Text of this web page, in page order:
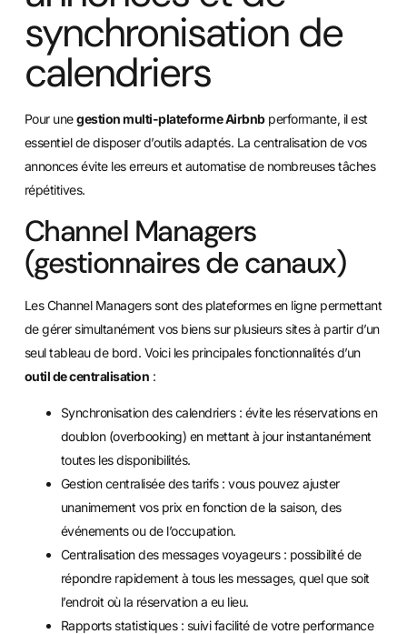
synchronisation de
calendriers
Pour unegestion multi-plateforme Airbnbperformante, il est
essentiel de disposer d’outils adaptés. La centralisation de vos
annonces évite les erreurs et automatise de nombreuses tâches
répétitives.
Channel Managers
(gestionnaires de canaux)
Les Channel Managers sont des plateformes en ligne permettant
de gérer simultanément vos biens sur plusieurs sites à partir d’un
seul tableau de bord. Voici les principales fonctionnalités d’un
outil de centralisation :
Synchronisation des calendriers : évite les réservations en
doublon (overbooking) en mettant à jour instantanément
toutes les disponibilités.
Gestion centralisée des tarifs : vous pouvez ajuster
unanimement vos prix en fonction de la saison, des
événements ou de l’occupation.
Centralisation des messages voyageurs : possibilité de
répondre rapidement à tous les messages, quel que soit
l’endroit où la réservation a eu lieu.
Rapports statistiques : suivi facilité de votre performance